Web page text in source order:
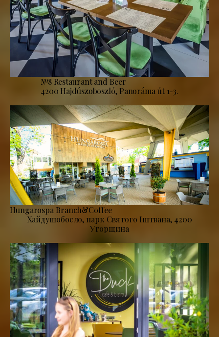
№8 Restaurant and Beer
4200 Hajdúszoboszló, Panoráma út 1-3.
Hungarospa Branch&Coffee
Хайдушобосло, парк Святого Іштвана, 4200
Угорщина